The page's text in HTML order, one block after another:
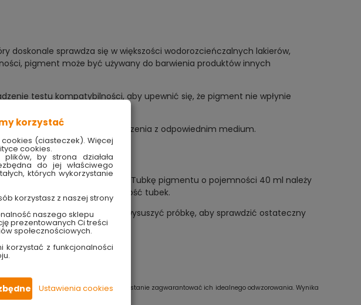
doskonale sprawdza się w większości wodorozcieńczalnych lakierów,
pigment może być używany do barwienia produktów innych
testu kompatybilności, aby upewnić się, że pigment nie wpłynie
odpowiedniego rozcieńczenia z odpowiednim medium.
w celu ujednolicenia koloru. Tubkę pigmentu o pojemności 40 ml należy
należy użyć odpowiednią ilość tubek.
koloru. Najlepiej wykonać i wysuszyć próbkę, aby sprawdzić ostateczny
Mimo tego nie jesteśmy w stanie zagwarantować ich idealnego odwzorowania. Wynika
korzystać
cookies (ciasteczek). Więcej
cookies.
by strona działała
do jej właściwego
których wykorzystanie
korzystasz z naszej strony
naszego sklepu
prezentowanych Ci treści
społecznościowych.
korzystać z funkcjonalności
Ustawienia cookies